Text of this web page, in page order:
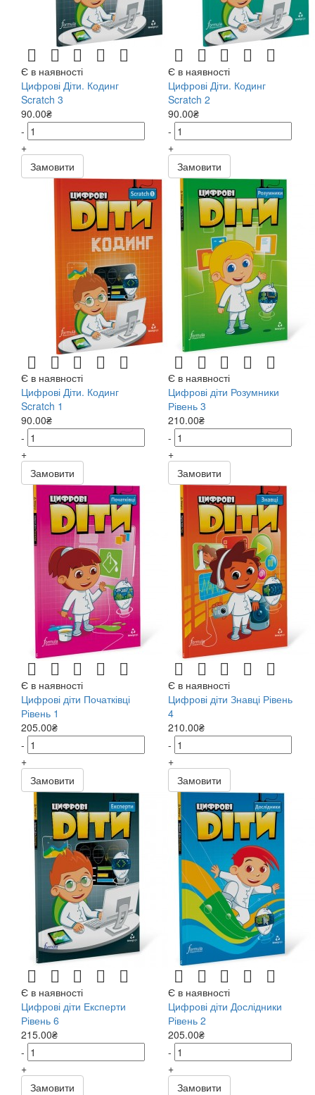
6782
Інформатика 5 клас
6795 Цифрові Діти
Видавництво
992 Formula
Є в наявності
Цифрові Діти. Кодинг
Scratch 3
90.00₴
-
+
Замовити
Є в наявності
Цифрові Діти. Кодинг
Scratch 2
90.00₴
-
+
Замовити
Є в наявності
Цифрові Діти. Кодинг
Scratch 1
90.00₴
-
+
Замовити
Є в наявності
Цифрові діти Розумники
Рівень 3
210.00₴
-
+
Замовити
Є в наявності
Цифрові діти Початківці
Рівень 1
205.00₴
-
+
Замовити
Є в наявності
Цифрові діти Знавці Рівень
4
210.00₴
-
+
Замовити
Є в наявності
Цифрові діти Експерти
Рівень 6
215.00₴
-
+
Замовити
Є в наявності
Цифрові діти Дослідники
Рівень 2
205.00₴
-
+
Замовити